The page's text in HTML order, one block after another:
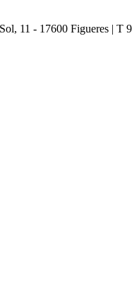
11 - 17600 Figueres |